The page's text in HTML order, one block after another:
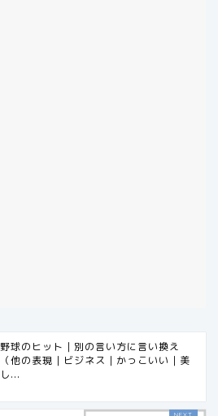
野球のヒット｜別の言い方に言い換え
（他の表現｜ビジネス｜かっこいい｜美
し...